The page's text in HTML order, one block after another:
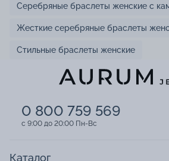
Серебряные браслеты женские с
Жесткие серебряные браслеты
Стильные браслеты женские
0 800 759 569
c 9:00 до 20:00 Пн-Вс
Каталог